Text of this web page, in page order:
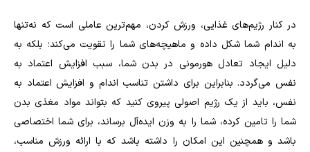
در کنار رژیم‌های غذایی، ورزش کردن، مهم‌ترین عاملی است که نه‌تنها
به اندام شما شکل داده و ماهیچه‌های شما را تقویت می‌کند؛ بلکه به
دلیل ایجاد تعادل هورمونی در بدن شما، سبب افزایش اعتماد به
نفس می‌گردد. بنابراین برای داشتن تناسب اندام و افزایش اعتماد به
نفس، باید از یک رژیم اصولی پیروی کنید که بتواند مواد مغذی بدن
شما را تامین کرده، شما را به وزن ایده‌آل برساند، برای شما اختصاصی
باشد و همچنین این امکان را داشته باشد که با ارائه ورزش مناسب،